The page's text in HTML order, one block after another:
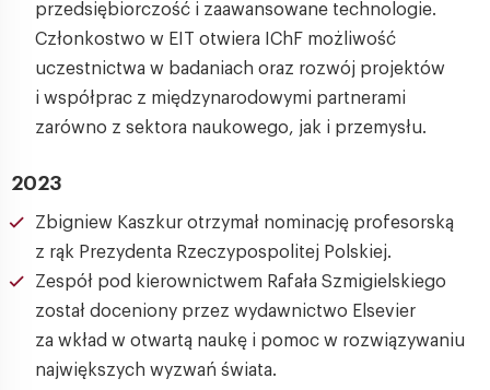
przedsiębiorczość i zaawansowane technologie.
Członkostwo w EIT otwiera IChF możliwość
uczestnictwa w badaniach oraz rozwój projektów
i współprac z międzynarodowymi partnerami
zarówno z sektora naukowego, jak i przemysłu.
2023
Zbigniew Kaszkur otrzymał nominację profesorską
z rąk Prezydenta Rzeczypospolitej Polskiej.
Zespół pod kierownictwem Rafała Szmigielskiego
został doceniony przez wydawnictwo Elsevier
za wkład w otwartą naukę i pomoc w rozwiązywaniu
największych wyzwań świata.